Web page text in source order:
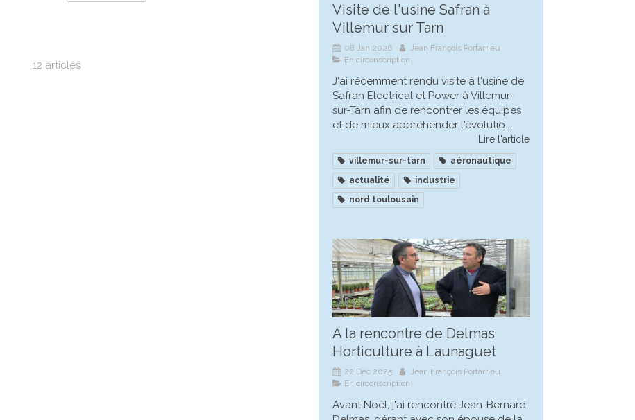
12 articles
Visite de l'usine Safran à
Villemur sur Tarn
08 Jan 2026
Jean François Portarrieu
En circonscription
J'ai récemment rendu visite à l'usine de
Safran Electrical et Power à Villemur-
sur-Tarn afin de rencontrer les équipes
et de mieux appréhender l'évolutio...
Lire l'article
villemur-sur-tarn
aéronautique
actualité
industrie
nord toulousain
A la rencontre de Delmas
Horticulture à Launaguet
22 Déc 2025
Jean François Portarrieu
En circonscription
Avant Noêl, j'ai rencontré Jean-Bernard